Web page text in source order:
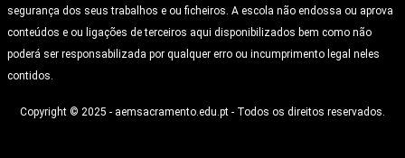
segurança dos seus trabalhos e ou ficheiros. A escola não endossa ou aprova
conteúdos e ou ligações de terceiros aqui disponibilizados bem como não
poderá ser responsabilizada por qualquer erro ou incumprimento legal neles
contidos.
Copyright © 2025 - aemsacramento.edu.pt - Todos os direitos reservados.